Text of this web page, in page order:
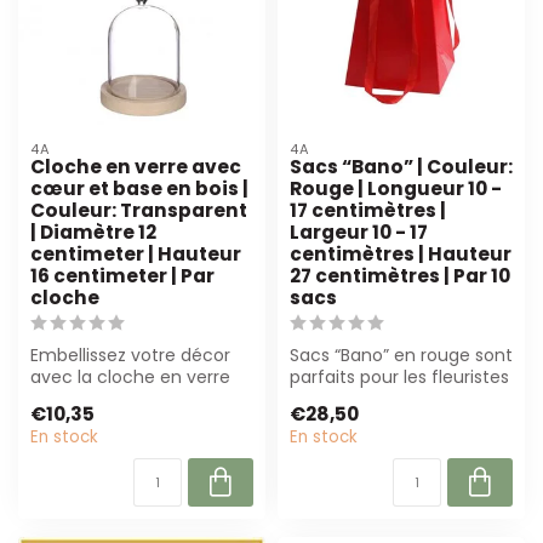
4A
Cloche en verre avec
cœur et base en bois |
Couleur: Transparent
| Diamètre 12
centimeter | Hauteur
16 centimeter | Par
cloche
Embellissez votre décor
avec la cloche en verre
bois. Parf...
€10,35
En stock
4A
Sacs “Bano” | Couleur:
Rouge | Longueur 10 -
17 centimètres |
Largeur 10 - 17
centimètres | Hauteur
27 centimètres | Par 10
sacs
Sacs “Bano” en rouge sont
parfaits pour les fleuristes
€28,50
En stock